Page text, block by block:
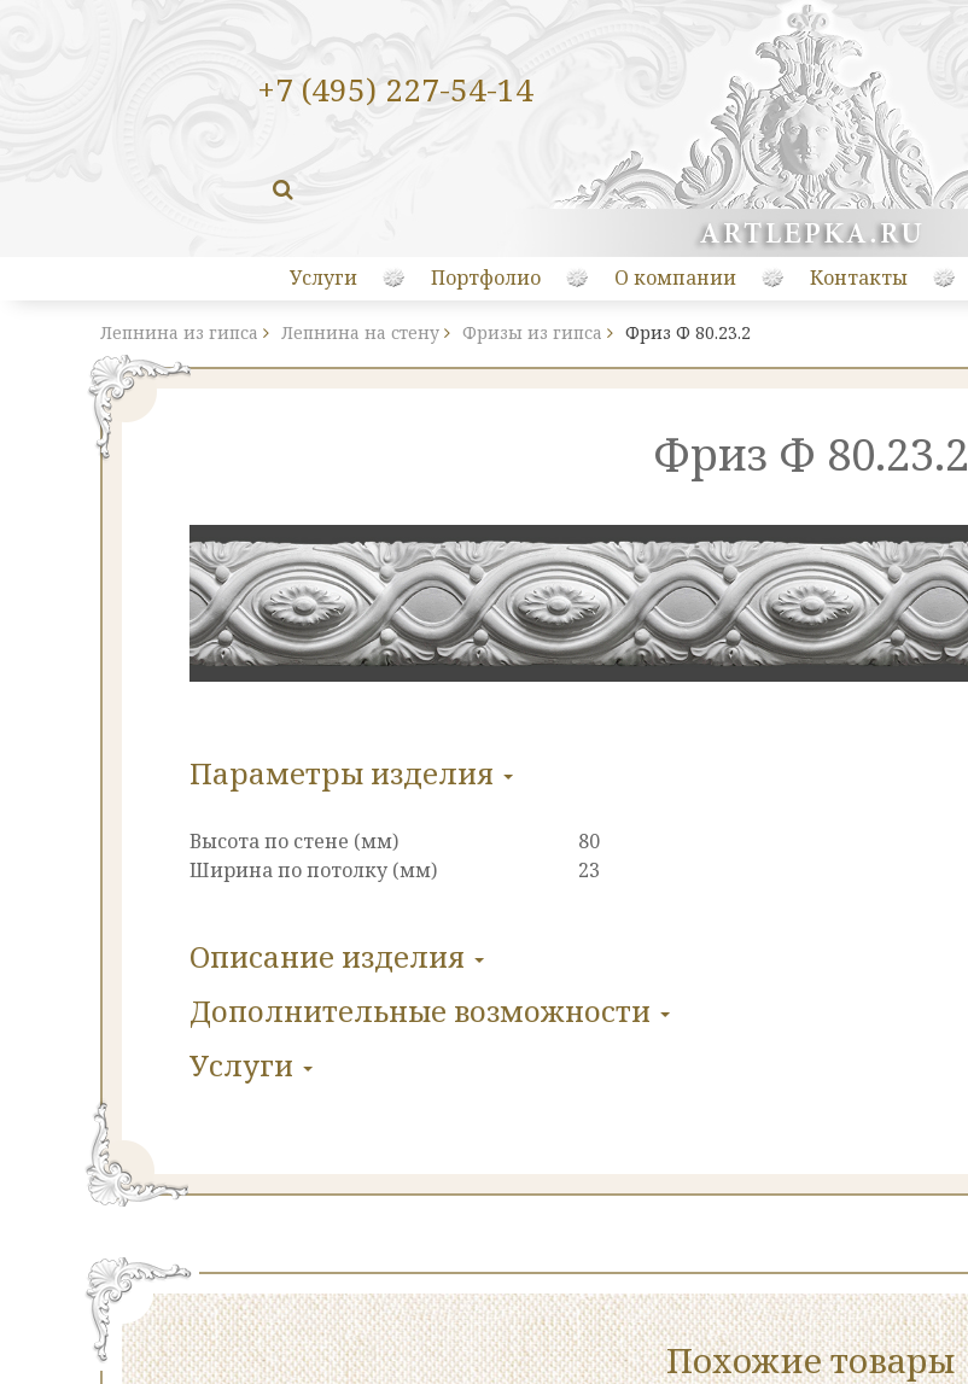
+7 (495) 227-54-14
Услуги Портфолио О компании Контакты
Лепнина из гипса Лепнина на стену Фризы из гипса Фриз Ф 80.23.2
Фриз Ф 80.23.2
Параметры изделия
Высота по стене (мм)
80
Ширина по потолку (мм)
23
Описание изделия
Дополнительные возможности
Услуги
Похожие товары